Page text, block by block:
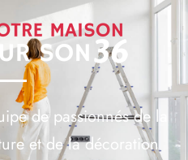
de passionnés de la
et de la décoration